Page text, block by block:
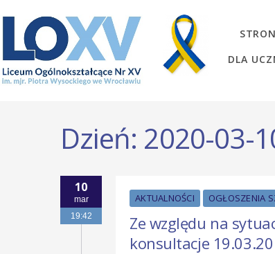
DLA
Dzień: 2020-03-
10
mar
19:42
AKTUALNOŚCI OGŁOSZENIA
Ze względu na
konsultacje